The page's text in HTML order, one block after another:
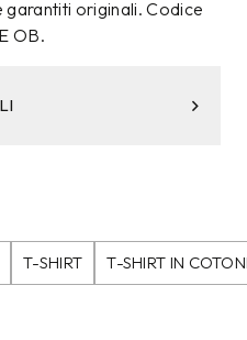
originali. Codice
OB.
T-SHIRT T-SHIRT IN